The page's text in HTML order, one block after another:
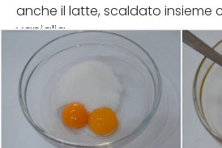
anche il latte, scaldato insieme
vaniglia.